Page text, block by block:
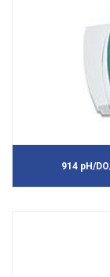
914 pH/